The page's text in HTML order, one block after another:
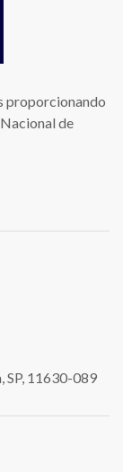
proporcionando
de
SP, 11630-089